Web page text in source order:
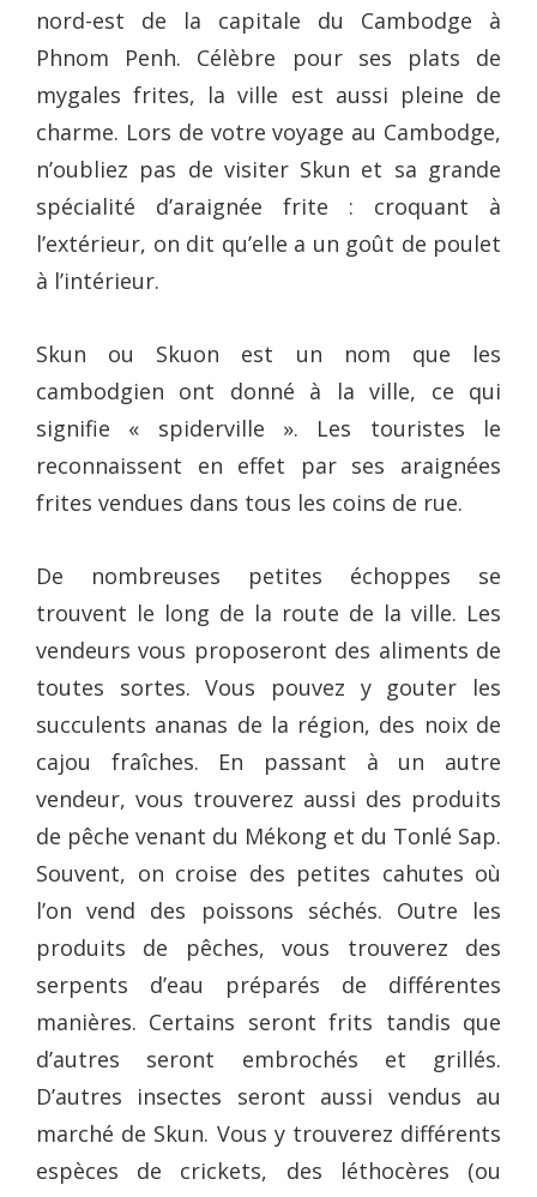
nord-est de la capitale du Cambodge à
Phnom Penh. Célèbre pour ses plats de
mygales frites, la ville est aussi pleine de
charme. Lors de votre voyage au Cambodge,
n’oubliez pas de visiter Skun et sa grande
spécialité d’araignée frite : croquant à
l’extérieur, on dit qu’elle a un goût de poulet
à l’intérieur.
Skun ou Skuon est un nom que les
cambodgien ont donné à la ville, ce qui
signifie « spiderville ». Les touristes le
reconnaissent en effet par ses araignées
frites vendues dans tous les coins de rue.
De nombreuses petites échoppes se
trouvent le long de la route de la ville. Les
vendeurs vous proposeront des aliments de
toutes sortes. Vous pouvez y gouter les
succulents ananas de la région, des noix de
cajou fraîches. En passant à un autre
vendeur, vous trouverez aussi des produits
de pêche venant du Mékong et du Tonlé Sap.
Souvent, on croise des petites cahutes où
l’on vend des poissons séchés. Outre les
produits de pêches, vous trouverez des
serpents d’eau préparés de différentes
manières. Certains seront frits tandis que
d’autres seront embrochés et grillés.
D’autres insectes seront aussi vendus au
marché de Skun. Vous y trouverez différents
espèces de crickets, des léthocères (ou